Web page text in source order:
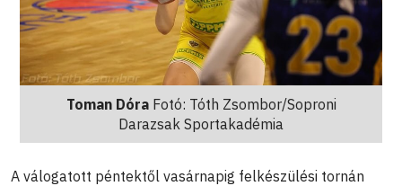
Toman Dóra Fotó: Tóth Zsombor/Soproni
Darazsak Sportakadémia
A válogatott péntektől vasárnapig felkészülési tornán